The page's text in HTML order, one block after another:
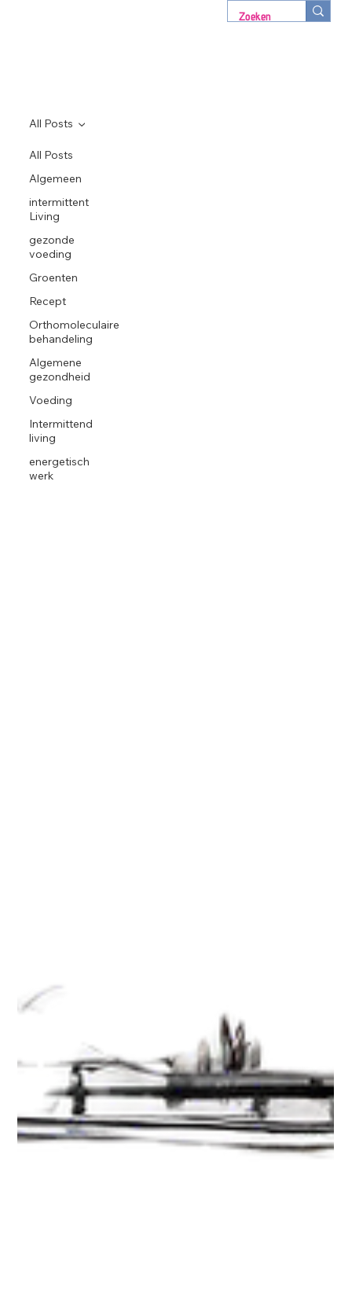
All Posts
Algemeen
intermittent
Living
gezonde
voeding
Groenten
Recept
Orthomoleculaire
behandeling
Algemene
gezondheid
Voeding
Intermittend
living
energetisch
werk
All Posts